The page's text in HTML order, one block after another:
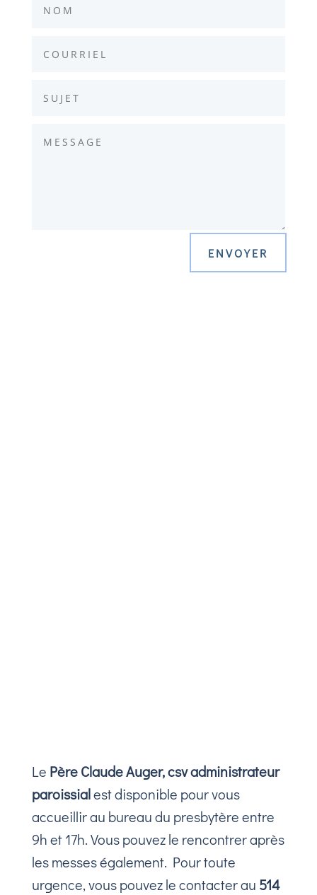
ENVOYER
Le Père Claude Auger, csv administrateur
paroissialest disponible pour vous
accueillir au bureau du presbytère entre
9h et 17h. Vous pouvez le rencontrer après
les messes également. Pour toute
urgence, vous pouvez le contacter au 514